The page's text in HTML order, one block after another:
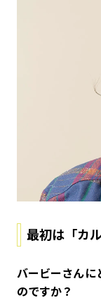
最初は「カ
――バービーさん
のですか？